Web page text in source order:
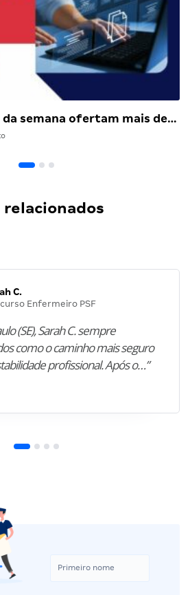
semana ofertam mais de…
C.
Enfermeiro PSF
(SE), Sarah C. sempre
como o caminho mais seguro
profissional. Após o…”